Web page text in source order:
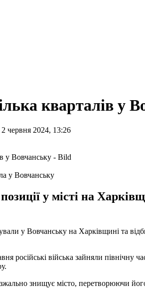
кварталів у
червня 2024, 13:26
у Вовчанську
у місті на
у Вовчанську на Харківщині та
російські війська зайняли
знищує місто, перетворюючи